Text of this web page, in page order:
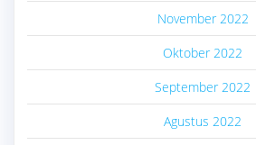
November 2022
Oktober 2022
September 2022
Agustus 2022